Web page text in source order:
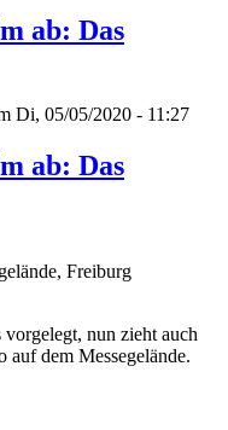
ab: Das
Di, 05/05/2020 - 11:27
ab: Das
Freiburg
nun zieht auch
dem Messegelände.